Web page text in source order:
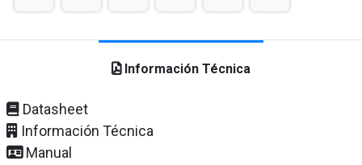
Información Técnica
Datasheet
Información Técnica
Manual